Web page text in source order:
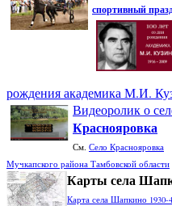
спортивный
рождения академика М.И.
Видеоролик о
Краснояровка
См. Село Краснояровка
Мучкапского района Тамбовской области
Карты села
Карта села Шапкино 1930-